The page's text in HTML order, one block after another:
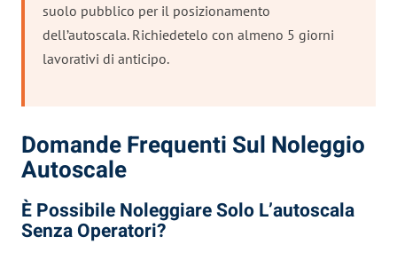
suolo pubblico per il posizionamento
dell’autoscala. Richiedetelo con almeno 5 giorni
lavorativi di anticipo.
Domande Frequenti Sul Noleggio
Autoscale
È Possibile Noleggiare Solo L’autoscala
Senza Operatori?